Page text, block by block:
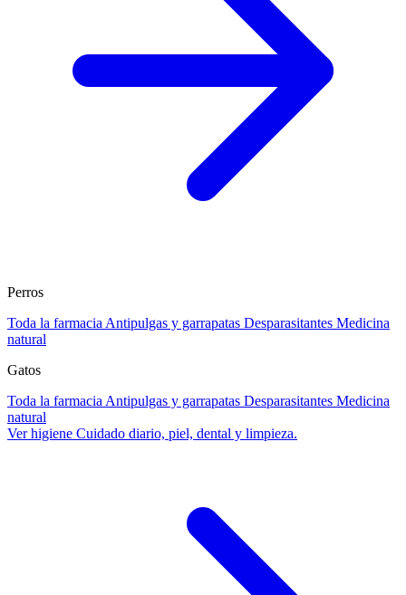
Perros
Toda la farmacia Antipulgas y garrapatas Desparasitantes Medicina
natural
Gatos
Toda la farmacia Antipulgas y garrapatas Desparasitantes Medicina
natural
Ver higiene Cuidado diario, piel, dental y limpieza.